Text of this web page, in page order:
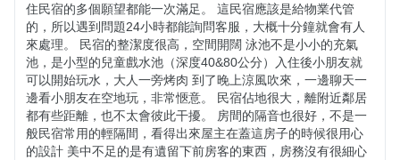
住民宿的多個願望都能一次滿足。 這民宿應該是給物業代管
的，所以遇到問題24小時都能詢問客服，大概十分鐘就會有人
來處理。 民宿的整潔度很高，空間開闊 泳池不是小小的充氣
池，是小型的兒童戲水池（深度40&80公分）入住後小朋友就
可以開始玩水，大人一旁烤肉 到了晚上涼風吹來，一邊聊天一
邊看小朋友在空地玩，非常愜意。 民宿佔地很大，離附近鄰居
都有些距離，也不太會彼此干擾。 房間的隔音也很好，不是一
般民宿常用的輕隔間，看得出來屋主在蓋這房子的時候很用心
的設計 美中不足的是有遺留下前房客的東西，房務沒有很細心